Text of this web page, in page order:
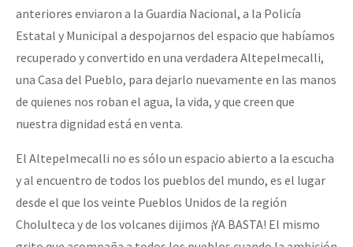
anteriores enviaron a la Guardia Nacional, a la Policía
Estatal y Municipal a despojarnos del espacio que habíamos
recuperado y convertido en una verdadera Altepelmecalli,
una Casa del Pueblo, para dejarlo nuevamente en las manos
de quienes nos roban el agua, la vida, y que creen que
nuestra dignidad está en venta.
El Altepelmecalli no es sólo un espacio abierto a la escucha
y al encuentro de todos los pueblos del mundo, es el lugar
desde el que los veinte Pueblos Unidos de la región
Cholulteca y de los volcanes dijimos ¡YA BASTA! El mismo